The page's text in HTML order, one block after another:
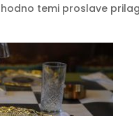
temi proslave